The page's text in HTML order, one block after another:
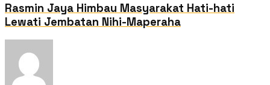
Rasmin Jaya Himbau Masyarakat Hati-hati
Lewati Jembatan Nihi-Maperaha